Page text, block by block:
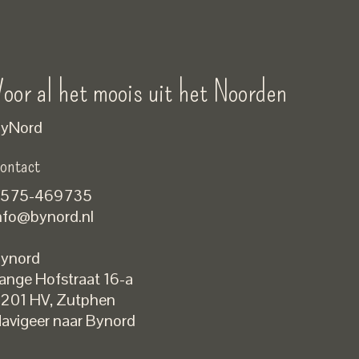
al het moois uit het Noorden
469735
Hofstraat 16-a
HV,Zutphen
naar Bynord